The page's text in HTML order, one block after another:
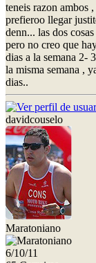
teneis razon ambos
prefieroo llegar
denn... las dos
pero no creo que
dias a la semana 2-
la misma semana ,
dias..
davidcouselo
Maratoniano
6/10/11